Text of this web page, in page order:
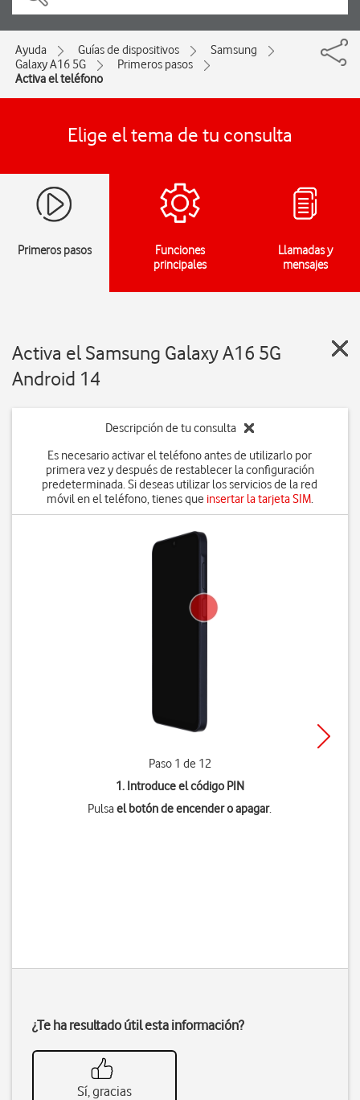
Ayuda Guías de dispositivos
Samsung
Galaxy A16 5G
Primeros pasos
Activa el teléfono
Elige el tema de tu consulta
Primeros pasos
Funciones
principales
Llamadas y
mensajes
Activa el Samsung Galaxy A16 5G
Android 14
Descripción de tu consulta
Es necesario activar el teléfono antes de utilizarlo por
primera vez y después de restablecer la configuración
predeterminada. Si deseas utilizar los servicios de la red
móvil en el teléfono, tienes que insertar la tarjeta SIM.
Paso 1 de 12
1. Introduce el código PIN
Pulsael botón de encender o apagar.
¿Te ha resultado útil esta información?
Sí, gracias